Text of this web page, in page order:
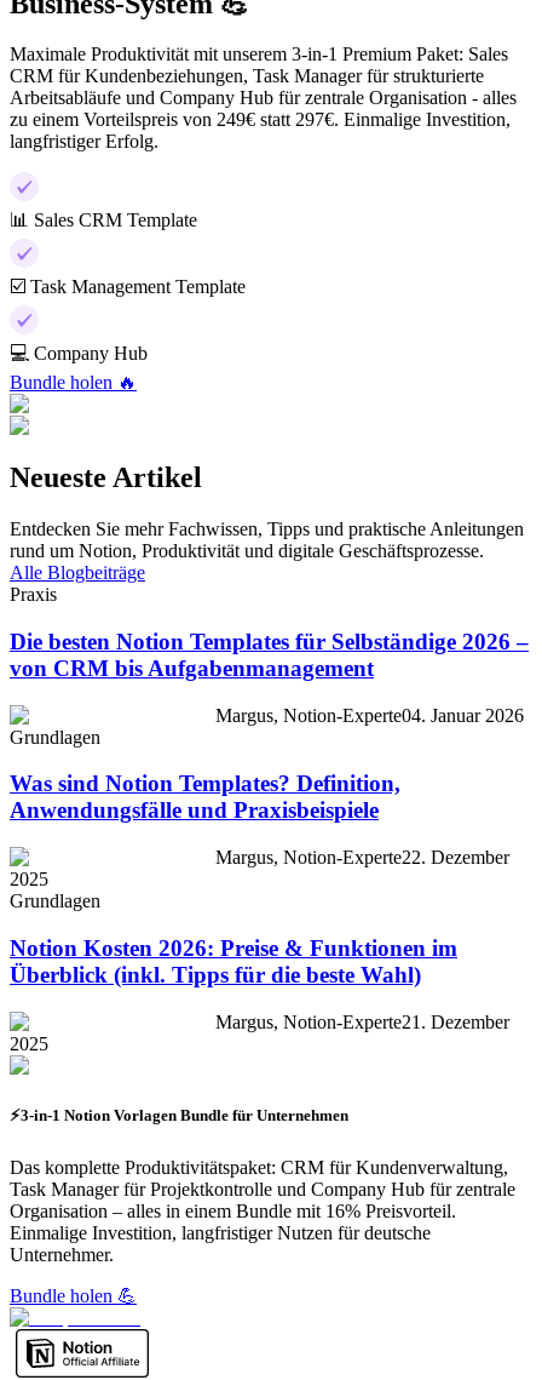
Maximale Produktivität mit unserem 3-in-1 Premium Paket: Sales
CRM für Kundenbeziehungen, Task Manager für strukturierte
Arbeitsabläufe und Company Hub für zentrale Organisation - alles
zu einem Vorteilspreis von 249€ statt 297€. Einmalige Investition,
langfristiger Erfolg.
📊 Sales CRM Template
☑️ Task Management Template
💻 Company Hub
Bundle holen 🔥
Neueste Artikel
Entdecken Sie mehr Fachwissen, Tipps und praktische Anleitungen
rund um Notion, Produktivität und digitale Geschäftsprozesse.
Alle Blogbeiträge
Praxis
Die besten Notion Templates für Selbständige 2026 –
von CRM bis Aufgabenmanagement
Margus, Notion-Experte04. Januar 2026
Grundlagen
Was sind Notion Templates? Definition,
Anwendungsfälle und Praxisbeispiele
Margus, Notion-Experte22. Dezember
2025
Grundlagen
Notion Kosten 2026: Preise & Funktionen im
Überblick (inkl. Tipps für die beste Wahl)
Margus, Notion-Experte21. Dezember
2025
⚡3-in-1 Notion Vorlagen Bundle für Unternehmen
Das komplette Produktivitätspaket: CRM für Kundenverwaltung,
Task Manager für Projektkontrolle und Company Hub für zentrale
Organisation – alles in einem Bundle mit 16% Preisvorteil.
Einmalige Investition, langfristiger Nutzen für deutsche
Unternehmer.
Bundle holen 💪